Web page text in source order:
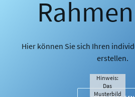
Hier können Sie sich Ihren
erstellen.
Hinweis:
Das
Musterbild